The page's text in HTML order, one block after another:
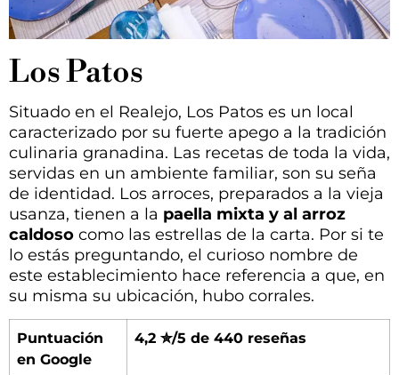
Los Patos
Situado en el Realejo, Los Patos es un local
caracterizado por su fuerte apego a la tradición
culinaria granadina. Las recetas de toda la vida,
servidas en un ambiente familiar, son su seña
de identidad. Los arroces, preparados a la vieja
usanza, tienen a la paella mixta y al arroz
caldoso como las estrellas de la carta. Por si te
lo estás preguntando, el curioso nombre de
este establecimiento hace referencia a que, en
su misma su ubicación, hubo corrales.
Puntuación
en Google
4,2 ✮/5 de 440 reseñas